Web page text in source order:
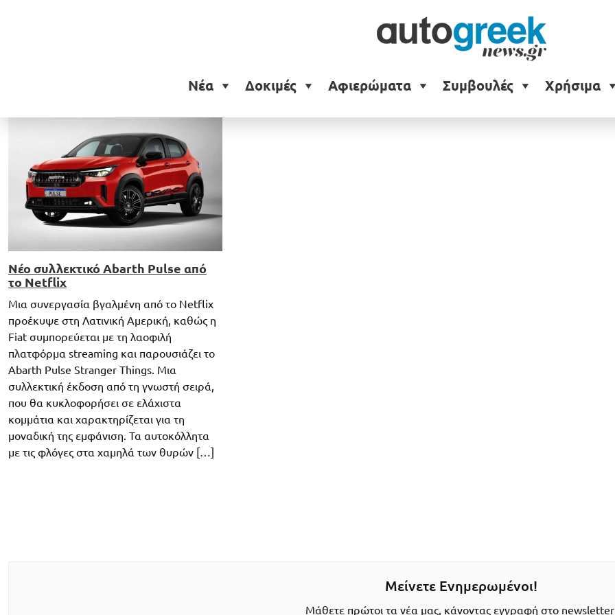
Νέα Δοκιμές Αφιερώματα Συμβουλές Χρήσιμα
Abarth Pulse Stranger Things
Νέο συλλεκτικό Abarth Pulse από
το Netflix
Μια συνεργασία βγαλμένη από το Netflix
προέκυψε στη Λατινική Αμερική, καθώς η
Fiat συμπορεύεται με τη λαοφιλή
πλατφόρμα streaming και παρουσιάζει το
Abarth Pulse Stranger Things. Μια
συλλεκτική έκδοση από τη γνωστή σειρά,
που θα κυκλοφορήσει σε ελάχιστα
κομμάτια και χαρακτηρίζεται για τη
μοναδική της εμφάνιση. Τα αυτοκόλλητα
με τις φλόγες στα χαμηλά των θυρών […]
Μείνετε Ενημερωμένοι!
Μάθετε πρώτοι τα νέα μας, κάνοντας εγγραφή στο